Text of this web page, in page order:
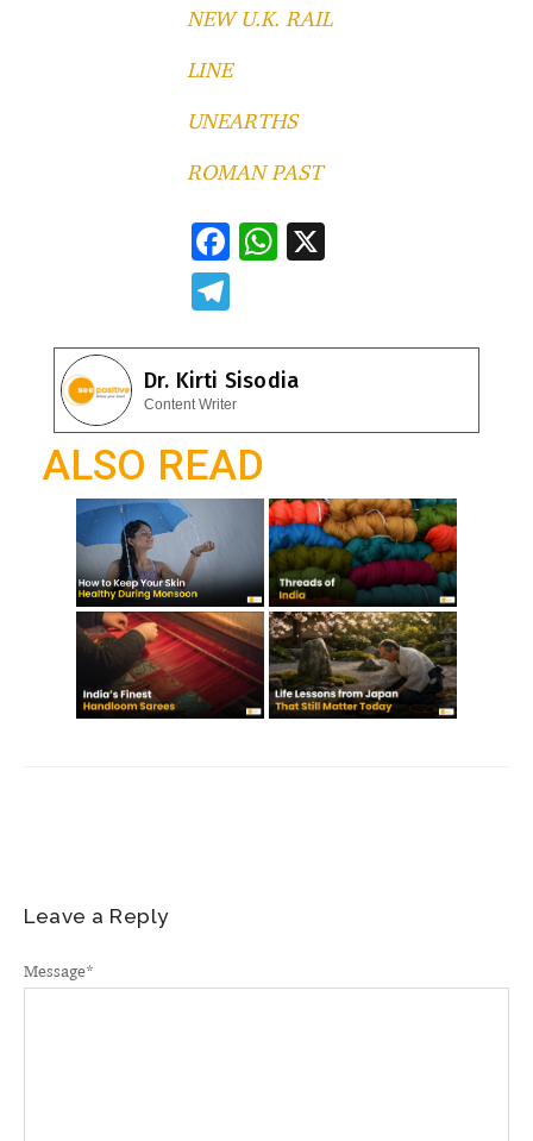
NEW U.K. RAIL
LINE
UNEARTHS
ROMAN PAST
F
b
o
o
k
W
s
A
p
e
gr
a
m
Dr. Kirti Sisodia
Content Writer
ALSO READ
Leave a Reply
Message*